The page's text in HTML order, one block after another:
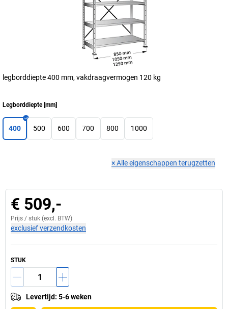
legborddiepte 400 mm, vakdraagvermogen 120 kg
Legborddiepte[mm]
400 500 600 700 800 1000
×Alle eigenschappen terugzetten
€ 509,-
Prijs / stuk (excl. BTW)
exclusief verzendkosten
STUK
Levertijd: 5-6 weken